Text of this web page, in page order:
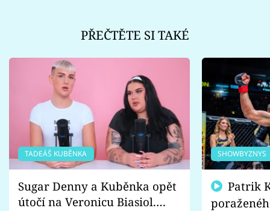
PŘEČTĚTE SI TAKÉ
TADEÁŠ KUBĚNKA
Sugar Denny a Kuběnka opět
útočí na Veronicu Biasiol.
SHOWBYZNYS